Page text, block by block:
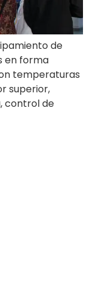
de
en forma
temperaturas
superior,
control de